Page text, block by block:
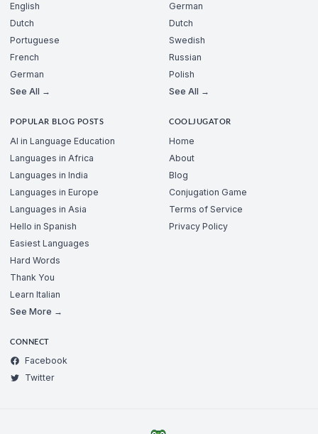
English
Dutch
Portuguese
French
German
See All →
German
Dutch
Swedish
Russian
Polish
See All →
POPULAR BLOG POSTS
AI in Language Education
Languages in Africa
Languages in India
Languages in Europe
Languages in Asia
Hello in Spanish
Easiest Languages
Hard Words
Thank You
Learn Italian
See More →
COOLJUGATOR
Home
About
Blog
Conjugation Game
Terms of Service
Privacy Policy
CONNECT
Facebook
Twitter